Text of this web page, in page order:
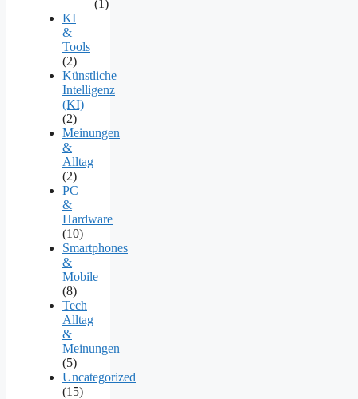
(1)
KI
&
Tools
(2)
Künstliche
Intelligenz
(KI)
(2)
Meinungen
&
Alltag
(2)
PC
&
Hardware
(10)
Smartphones
&
Mobile
(8)
Tech
Alltag
&
Meinungen
(5)
Uncategorized
(15)